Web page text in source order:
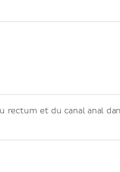
rectum et du canal anal